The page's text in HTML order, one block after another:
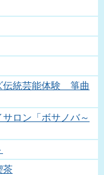
伝統芸能体験 箏曲
ロン「ボサノバ～
茶